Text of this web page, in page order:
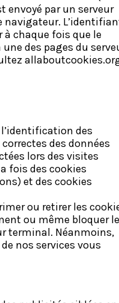
envoyé par un serveur
navigateur.
à chaque fois que le
des pages du
des
des données
lors des visites
fois des cookies
et des cookies
ou retirer les
ou même bloquer
terminal. Néanmoins,
nos services vous